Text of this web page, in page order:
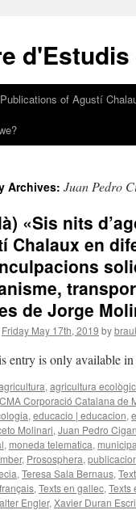
Publications of Agustí
Archives: Juan Pedro
«Sis nits
Chalaux en
de Jorge
Friday May 17th, 2019 by
entry is only available
, agricultura
Corporació Catalana de
, educacio | educacion,
Molinari, Juan Pedro
, moneda telematica,
, Prososphera,
, Teresa Sala Bernaus,
, Texts en gallec, Texts
Engler, Xavier Duran